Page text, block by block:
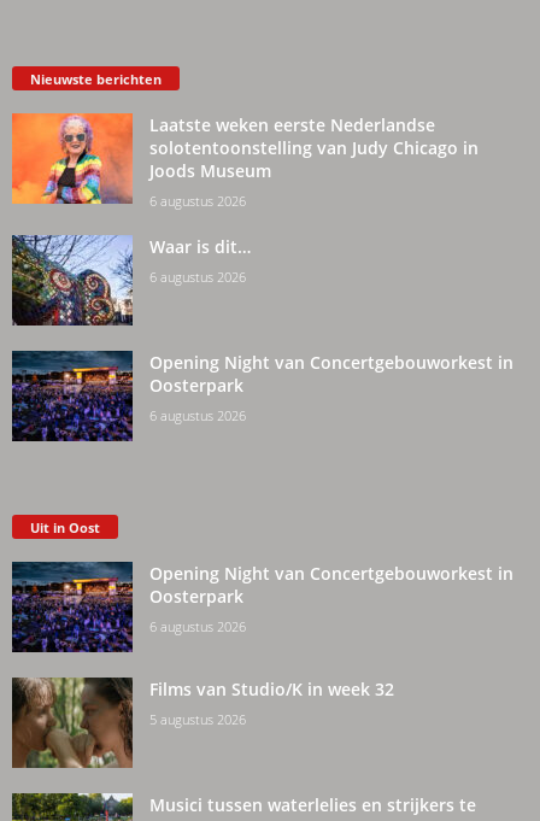
Nieuwste berichten
Laatste weken eerste Nederlandse
solotentoonstelling van Judy Chicago in
Joods Museum
6 augustus 2026
Waar is dit…
6 augustus 2026
Opening Night van Concertgebouworkest in
Oosterpark
6 augustus 2026
Uit in Oost
Opening Night van Concertgebouworkest in
Oosterpark
6 augustus 2026
Films van Studio/K in week 32
5 augustus 2026
Musici tussen waterlelies en strijkers te